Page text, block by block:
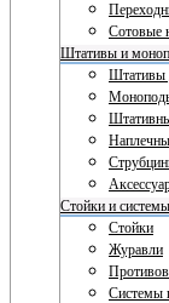
Сотовые
Штативы и
Штативы
Стойки и
Стойки
Журавли
Системы